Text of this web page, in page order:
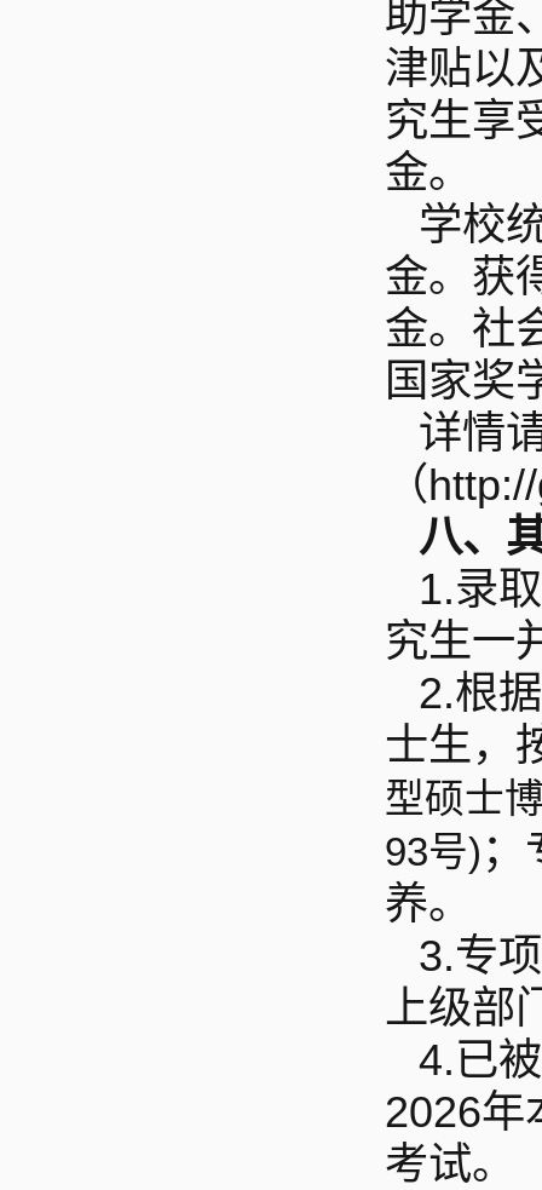
助学金
津贴以
究生享
金。
学校
金。获
金。社
国家奖
详情
（
八、
1.录
究生一
2.根
士生，
型硕士
93号) ；
养。
3.专
上级部
4.已
2026年
考试。